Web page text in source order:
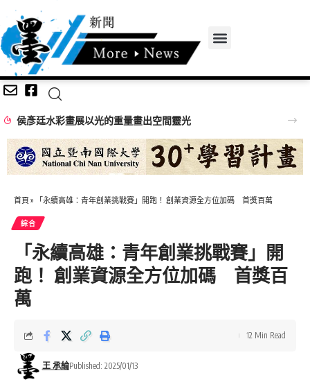
侯彥廷水彩畫展以光的重量畫出空間靈光
首頁 » 「永續高雄：青年創業挑戰賽」開跑！ 創業資源全方位加碼 首獎百萬
綜合
「永續高雄：青年創業挑戰賽」開
跑！ 創業資源全方位加碼 首獎百
萬
王 承綸Published: 2025/01/13
12 Min Read